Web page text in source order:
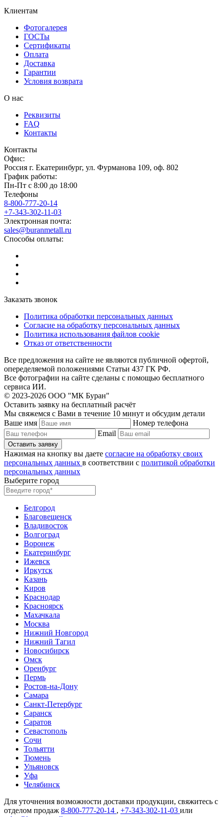
Клиентам
Фотогалерея
ГОСТы
Сертификаты
Оплата
Доставка
Гарантии
Условия возврата
О нас
Реквизиты
FAQ
Контакты
Контакты
Офис:
Россия г. Екатеринбург, ул. Фурманова 109, оф. 802
График работы:
Пн-Пт с 8:00 до 18:00
Телефоны
8-800-777-20-14
+7-343-302-11-03
Электронная почта:
sales@buranmetall.ru
Способы оплаты:
Заказать звонок
Политика обработки персональных данных
Согласие на обработку персональных данных
Политика использования файлов cookie
Отказ от ответственности
Все предложения на сайте не являются публичной офертой,
опеределяемой положениями Статьи 437 ГК РФ.
Все фотографии на сайте сделаны с помощью бесплатного
сервиса ИИ.
© 2023-2026 ООО "МК Буран"
Оставить заявку на бесплатный расчёт
Мы свяжемся с Вами в течение 10 минут и обсудим детали
Ваше имя
Номер телефона
Email
Нажимая на кнопку вы даете согласие на обработку своих
персональных данных в соответствии с политикой обработки
персональных данных
Выберите город
Белгород
Благовещенск
Владивосток
Волгоград
Воронеж
Екатеринбург
Ижевск
Иркутск
Казань
Киров
Краснодар
Красноярск
Махачкала
Москва
Нижний Новгород
Нижний Тагил
Новосибирск
Омск
Оренбург
Пермь
Ростов-на-Дону
Самара
Санкт-Петербург
Саранск
Саратов
Севастополь
Сочи
Тольятти
Тюмень
Ульяновск
Уфа
Челябинск
Для уточнения возможности доставки продукции, свяжитесь с
отделом продаж 8-800-777-20-14 , +7-343-302-11-03 или